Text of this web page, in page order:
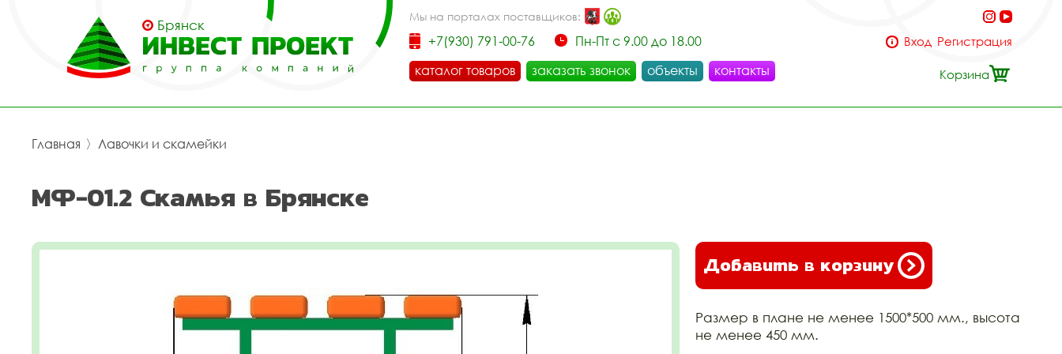
Брянск
Мы на порталах поставщиков:
+7(930) 791-00-76
Пн-Пт с 9.00 до 18.00
каталог товаров
заказать звонок объекты контакты
Вход Регистрация
Корзина
Главная 〉 Лавочки и скамейки
МФ-01.2 Скамья в Брянске
Добавить в корзину
Размер в плане не менее 1500*500 мм., высота
не менее 450 мм.